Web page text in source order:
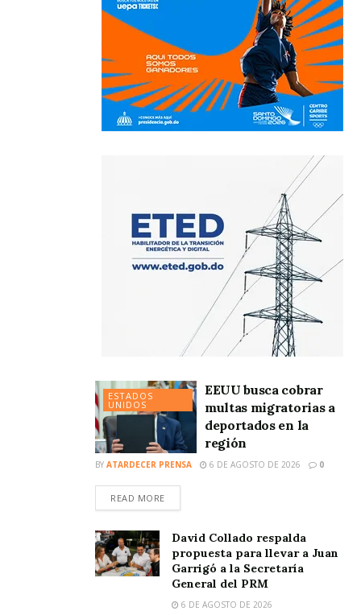
ESTADOS
UNIDOS
EEUU busca cobrar
multas migratorias a
deportados en la
región
BY ATARDECER PRENSA 6 DE AGOSTO DE 2026 0
READ MORE
David Collado respalda
propuesta para llevar a Juan
Garrigó a la Secretaría
General del PRM
6 DE AGOSTO DE 2026